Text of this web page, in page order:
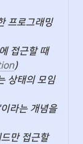
프로그래밍
접근할 때
)
상태의 모임
라는 개념을
만 접근할